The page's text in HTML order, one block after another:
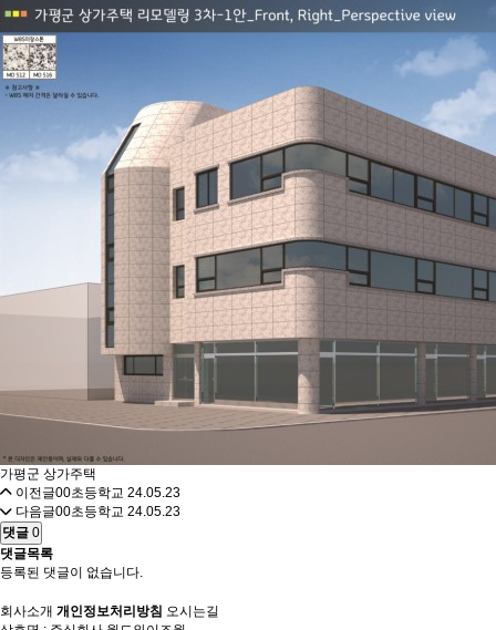
가평군 상가주택
이전글00초등학교 24.05.23
다음글00초등학교 24.05.23
댓글 0
댓글목록
등록된 댓글이 없습니다.
회사소개 개인정보처리방침 오시는길